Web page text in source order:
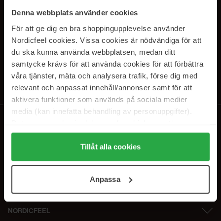
Denna webbplats använder cookies
För att ge dig en bra shoppingupplevelse använder
Nordicfeel cookies. Vissa cookies är nödvändiga för att
du ska kunna använda webbplatsen, medan ditt
samtycke krävs för att använda cookies för att förbättra
våra tjänster, mäta och analysera trafik, förse dig med
relevant och anpassat innehåll/annonser samt för att
aktivera funktioner som används på sociala medier
media (kan innefatta behandling av personuppgifter).
Genom att trycka på "Tillåt alla cookies" accepterar du
alla cookies, medan du under "Detaljer" kan anpassa
användningen av cookies. Du kan när som helst återkalla
samt vår Integritetspolicy.
Tillåt alla cookies
Anpassa
SUBSCRIBE TO OUR
NEWSLETTER
Sähköposti
Tilaamalla hyväksyttietosuojakäytäntömme. Peruuta tilaus milloin
NORDICFEEL